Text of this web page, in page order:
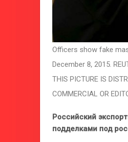
Officers show fake
December 8, 2015.
THIS PICTURE IS
COMMERCIAL OR
Российский
подделками под